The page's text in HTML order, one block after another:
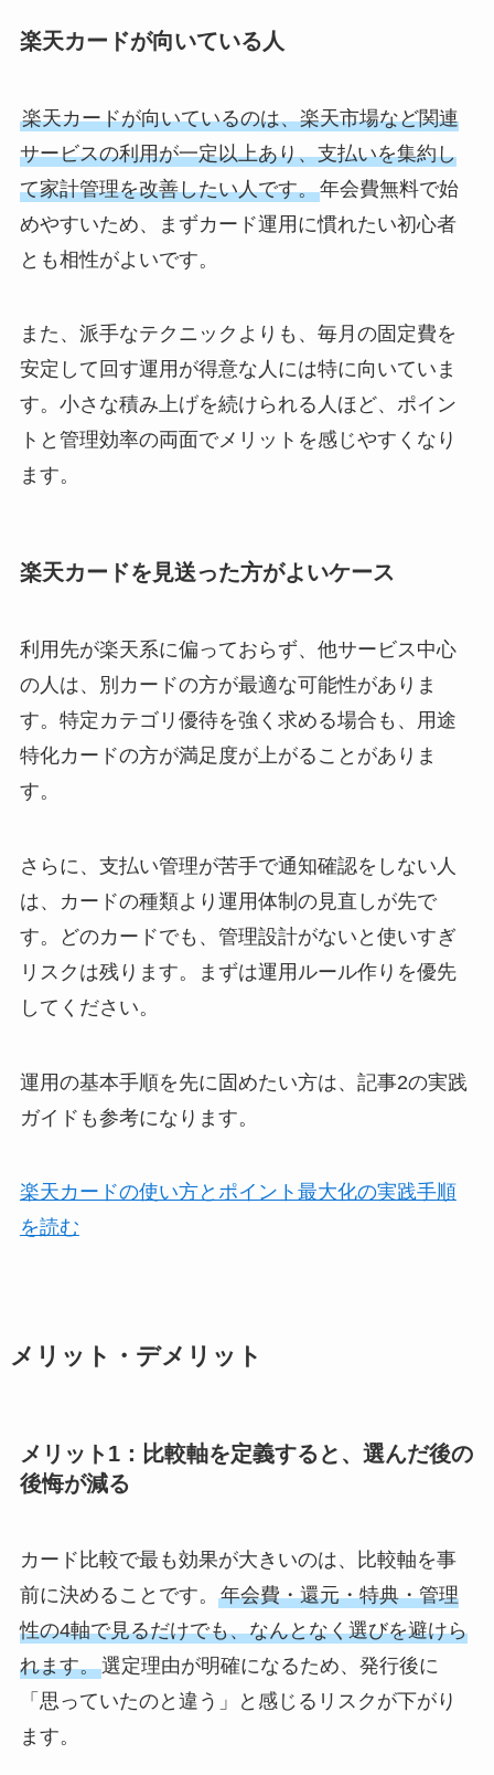
楽天カードが向いている人
楽天カードが向いているのは、楽天市場など関連
サービスの利用が一定以上あり、支払いを集約し
て家計管理を改善したい人です。年会費無料で始
めやすいため、まずカード運用に慣れたい初心者
とも相性がよいです。
また、派手なテクニックよりも、毎月の固定費を
安定して回す運用が得意な人には特に向いていま
す。小さな積み上げを続けられる人ほど、ポイン
トと管理効率の両面でメリットを感じやすくなり
ます。
楽天カードを見送った方がよいケース
利用先が楽天系に偏っておらず、他サービス中心
の人は、別カードの方が最適な可能性がありま
す。特定カテゴリ優待を強く求める場合も、用途
特化カードの方が満足度が上がることがありま
す。
さらに、支払い管理が苦手で通知確認をしない人
は、カードの種類より運用体制の見直しが先で
す。どのカードでも、管理設計がないと使いすぎ
リスクは残ります。まずは運用ルール作りを優先
してください。
運用の基本手順を先に固めたい方は、記事2の実践
ガイドも参考になります。
楽天カードの使い方とポイント最大化の実践手順
を読む
メリット・デメリット
メリット1：比較軸を定義すると、選んだ後の
後悔が減る
カード比較で最も効果が大きいのは、比較軸を事
前に決めることです。 年会費・還元・特典・管理
性の4軸で見るだけでも、なんとなく選びを避けら
れます。選定理由が明確になるため、発行後に
「思っていたのと違う」と感じるリスクが下がり
ます。